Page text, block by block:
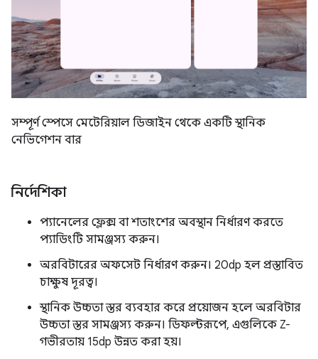
সম্পূর্ণ স্পেসে মেটেরিয়াল ডিজাইন থেকে একটি স্থানিক
নেভিগেশন বার
নির্দেশিকা
প্যানেলের ফ্লেক্স বা শতাংশের অবস্থান নির্ধারণ করতে
প্যাডিংটি সামঞ্জস্য করুন।
অরবিটারের অফসেট নির্ধারণ করুন। 20dp হল প্রস্তাবিত
চাক্ষুষ দূরত্ব।
স্থানিক উচ্চতা স্তর ব্যবহার করে প্রয়োজন হলে অরবিটার
উচ্চতা স্তর সামঞ্জস্য করুন। ডিফল্টরূপে, এগুলিকে Z-
গভীরতায় 15dp উন্নত করা হয়।